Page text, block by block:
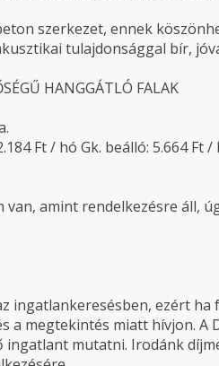
szerkezet, ennek
tulajdonsággal bír,
HANGGÁTLÓ FALAK
Ft / hó Gk. beálló: 5.664 Ft
amint rendelkezésre áll,
ingatlankeresésben, ezért ha
a megtekintés miatt hívjon. A
ingatlant mutatni. Irodánk